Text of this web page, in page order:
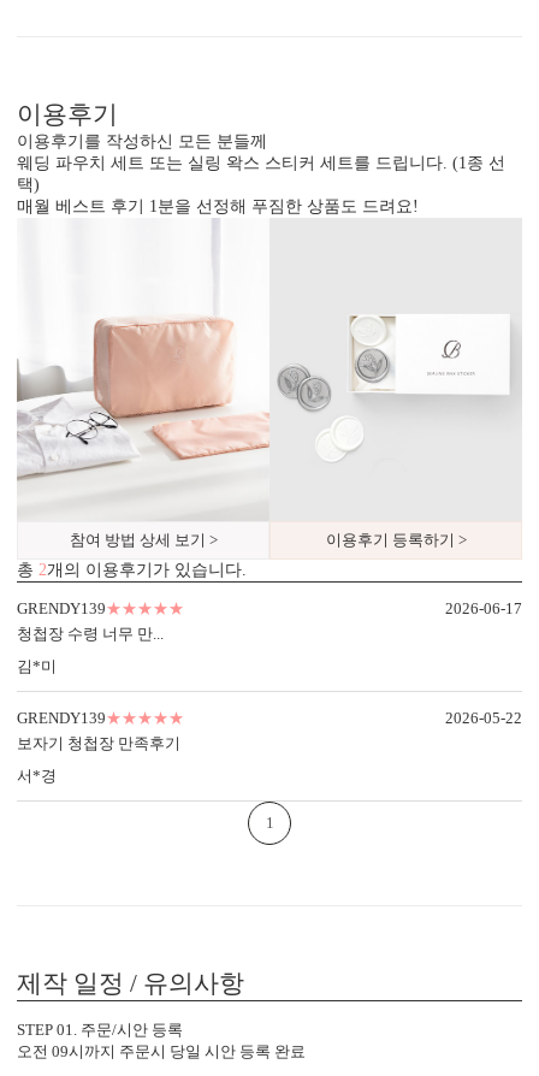
내용 인쇄
달력이 함께 구성되어 있어 예식일을 기억하기 쉽습니다.
기본 주소형, 디자인형, 문구 인쇄 등 다양한 편집을 제공합니다.
실용성과 감성을 모두 담으세요.
이용후기
이용후기를 작성하신 모든 분들께
웨딩 파우치 세트 또는 실링 왁스 스티커 세트를 드립니다. (1종 선
택)
매월 베스트 후기 1분을 선정해 푸짐한 상품도 드려요!
참여 방법 상세 보기 >
이용후기 등록하기 >
총 2개의 이용후기가 있습니다.
GRENDY139★★★★★
청첩장 수령 너무 만...
김*미
2026-06-17
GRENDY139★★★★★
보자기 청첩장 만족후기
서*경
2026-05-22
1
제작 일정 / 유의사항
STEP 01. 주문/시안 등록
오전 09시까지 주문시 당일 시안 등록 완료